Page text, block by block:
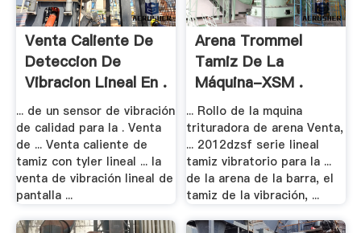
Venta Caliente De
Deteccion De
Vibracion Lineal En .
... de un sensor de vibración
de calidad para la . Venta
de ... Venta caliente de
tamiz con tyler lineal ... la
venta de vibración lineal de
pantalla ...
Arena Trommel
Tamiz De La
Máquina-XSM .
... Rollo de la mquina
trituradora de arena Venta,
... 2012dzsf serie lineal
tamiz vibratorio para la ...
de la arena de la barra, el
tamiz de la vibración, ...